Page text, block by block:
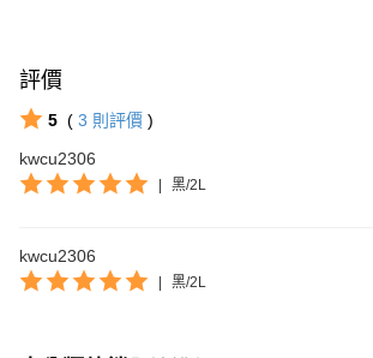
評價
5 ( 3 則評價 )
kwcu2306
黑/2L
kwcu2306
黑/2L